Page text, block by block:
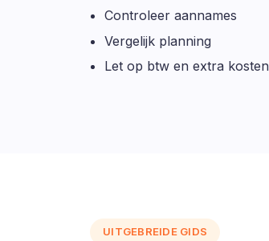
Controleer aannames
Vergelijk planning
Let op btw en extra kosten
UITGEBREIDE GIDS